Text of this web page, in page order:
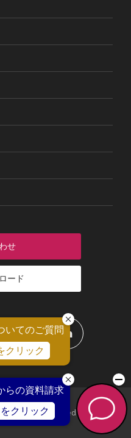
せ
ード
Rights Reserved